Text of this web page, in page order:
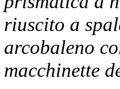
riuscito a
arcobaleno
macchinette